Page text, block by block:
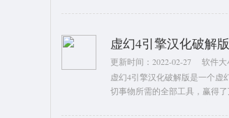
山，将围绕古老的式建筑展开
虚幻4引擎汉化破解
更新时间： 2022-02-27 软件大
虚幻4引擎汉化破解版是一个虚
切事物所需的全部工具，赢得